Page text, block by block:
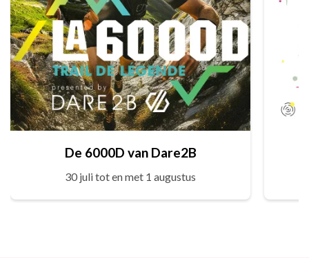
De 6000D van Dare2B
30 juli tot en met 1 augustus